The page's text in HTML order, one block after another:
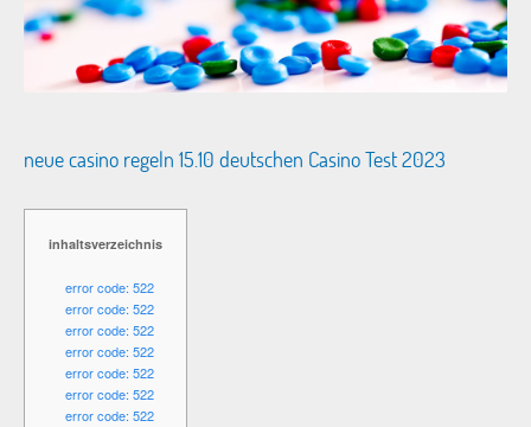
neue casino regeln 15.10 deutschen Casino Test 2023
inhaltsverzeichnis
error code: 522
error code: 522
error code: 522
error code: 522
error code: 522
error code: 522
error code: 522